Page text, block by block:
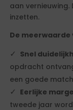
aan
inzetten.
De meerwaarde
Snel
opdracht
een goede
Eerlijke
tweede jaar